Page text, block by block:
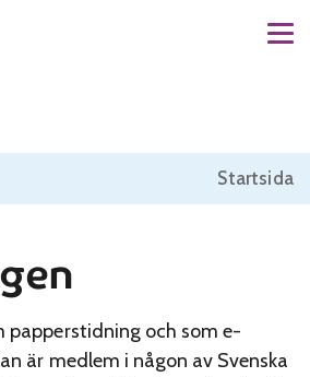
Startsida
papperstidning och som e-
är medlem i någon av Svenska